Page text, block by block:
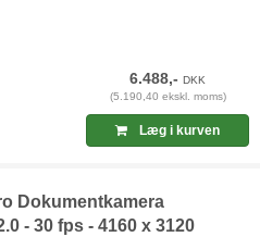
6.488,-DKK
(5.190,40 ekskl. moms)
Læg i kurven
Dokumentkamera
- 30 fps - 4160 x 3120